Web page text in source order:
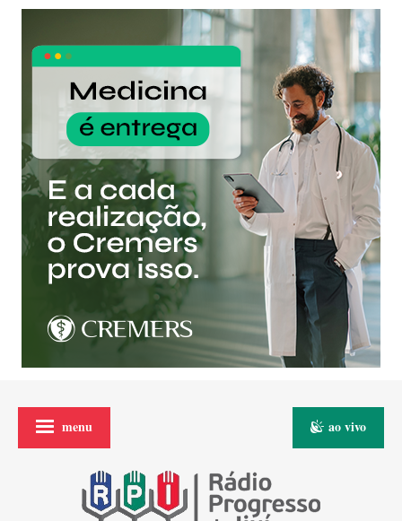
menu ao vivo